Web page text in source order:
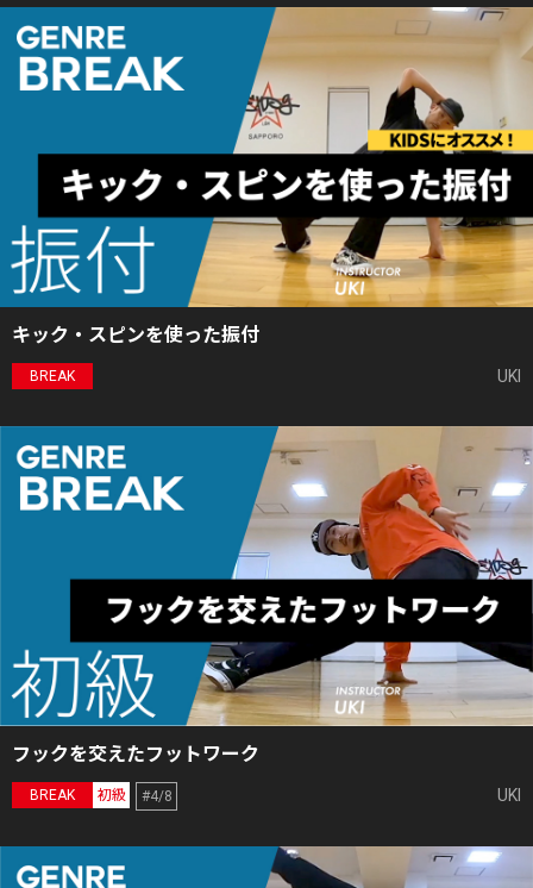
キック・スピンを使った振付
BREAK UKI
フックを交えたフットワーク
BREAK 初級 #4/8 UKI